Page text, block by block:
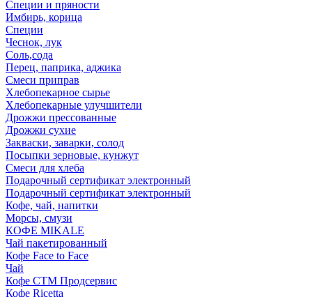
Специи и пряности
Имбирь, корица
Специи
Чеснок, лук
Соль,сода
Перец, паприка, аджика
Смеси приправ
Хлебопекарное сырье
Хлебопекарные улучшители
Дрожжи прессованные
Дрожжи сухие
Закваски, заварки, солод
Посыпки зерновые, кунжут
Смеси для хлеба
Подарочный сертификат электронный
Подарочный сертификат электронный
Кофе, чай, напитки
Морсы, смузи
КОФЕ MIKALE
Чай пакетированный
Кофе Face to Face
Чай
Кофе СТМ Продсервис
Кофе Ricetta